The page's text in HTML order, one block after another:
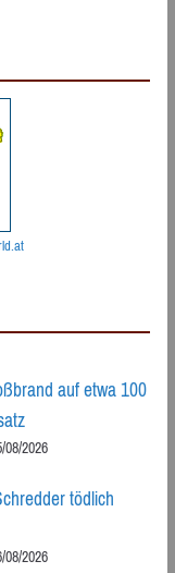
auf etwa 100
2026
tödlich
2026